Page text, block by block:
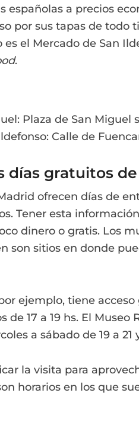
españolas a precios
por sus tapas de todo
es el Mercado de San
.
Plaza de San Miguel
Calle de
días gratuitos
ofrecen días de
Tener esta
dinero o gratis. Los
son sitios en donde
ejemplo, tiene
de 17 a 19 hs. El Museo
a sábado de 19 a 21
la visita para
horarios en los que